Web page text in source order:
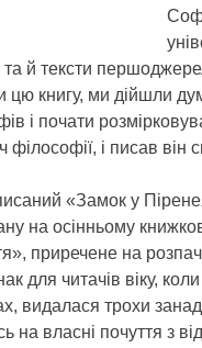
й тексти
цю книгу, ми дійшли
і почати
філософії, і писав він
«Замок у
на осінньому
приречене на
для читачів віку,
видалася трохи
на власні почуття з